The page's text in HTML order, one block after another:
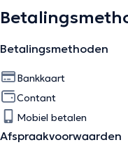
Betalingsmethoden
Bankkaart
Contant
Mobiel betalen
Afspraakvoorwaarden